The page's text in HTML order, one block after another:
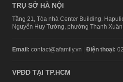
TRỤ SỞ HÀ NỘI
Tầng 21, Tòa nhà Center Building,
Nguyễn Huy Tưởng, phường Thanh
Email: contact@afamily.vn | Điện thoại:
VPĐD TẠI TP.HCM